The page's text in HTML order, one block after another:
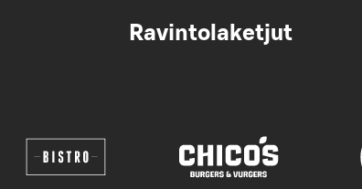
Ravintolaketjut